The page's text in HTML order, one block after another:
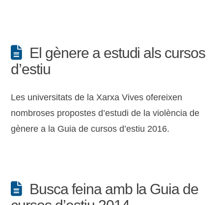
El gènere a estudi als cursos
d’estiu
Les universitats de la Xarxa Vives ofereixen
nombroses propostes d’estudi de la violència de
gènere a la Guia de cursos d’estiu 2016.
Busca feina amb la Guia de